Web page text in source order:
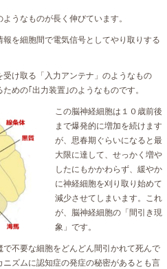
うなものが長く伸びています。
を細胞間で電気信号としてやり取りする
け取る「入力アンテナ」のようなもの
めの｢出力装置｣のようなものです。
この脳神経細胞は１０歳前後
まで爆発的に増加を続けます
が、思春期ぐらいになると最
大限に達して、せっかく増や
したにもかかわらず、緩やか
に神経細胞を刈り取り始めて
減少させてしまいます。これ
が、脳神経細胞の「間引き現
象」です。
不要な細胞をどんどん間引かれて死んで
ズムに認知症の発症の秘密があるとも言